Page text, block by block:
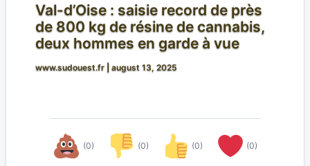
Val-d’Oise : saisie record de près
de 800 kg de résine de cannabis,
deux hommes en garde à vue
www.sudouest.fr august 13, 2025
(0) (0) (0) (0)